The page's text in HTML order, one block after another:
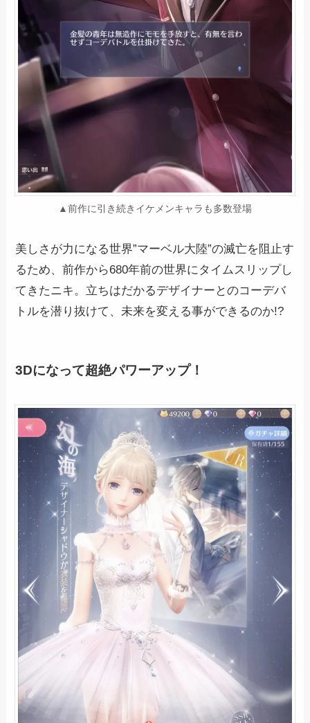
▲前作に引き続きイケメンキャラも多数登場
美しさが力になる世界”マーベル大陸”の滅亡を阻止す
るため、前作から680年前の世界にタイムスリップし
てきたニキ。立ちはだかるデザイナーとのコーデバ
トルを潜り抜けて、未来を変える事ができるのか!?
3Dになって超絶パワーアップ！